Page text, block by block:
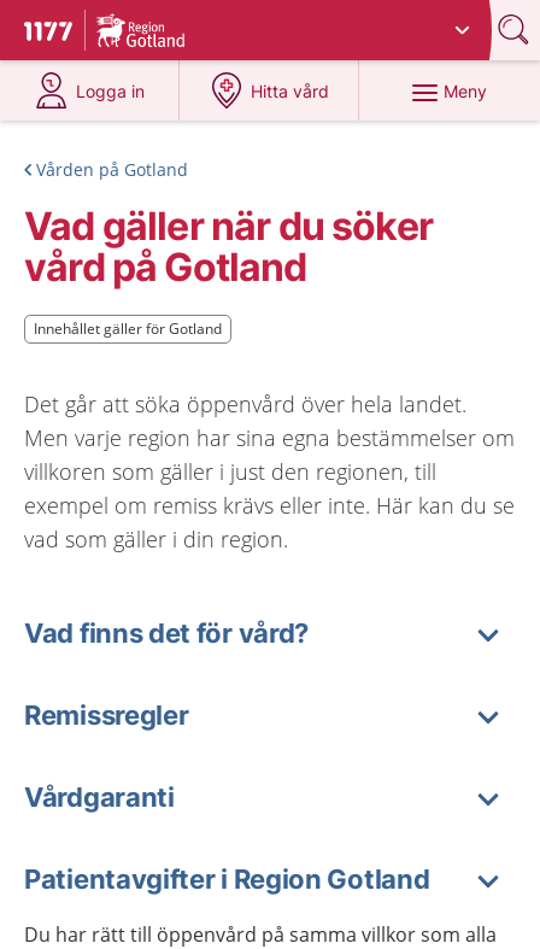
Till startsidan för 1177
Du har valt region
Logga in
på 1177.se
Hitta vård
på 1177.se
Meny
Vården på Gotland
Vad gäller när du söker
vård på Gotland
Innehållet gäller för Gotland
Innehållet gäller för Gotland
Det går att söka öppenvård över hela landet.
Men varje region har sina egna bestämmelser om
villkoren som gäller i just den regionen, till
exempel om remiss krävs eller inte. Här kan du se
vad som gäller i din region.
Vad finns det för vård?
Remissregler
Vårdgaranti
Patientavgifter i Region Gotland
Du har rätt till öppenvård på samma villkor som alla